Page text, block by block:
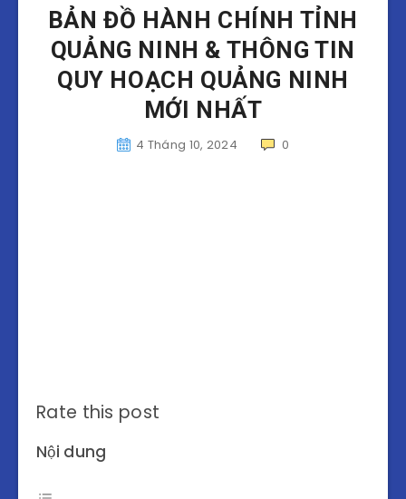
BẢN ĐỒ HÀNH CHÍNH TỈNH
QUẢNG NINH & THÔNG TIN
QUY HOẠCH QUẢNG NINH
MỚI NHẤT
4 Tháng 10, 2024 0
Rate this post
Nội dung